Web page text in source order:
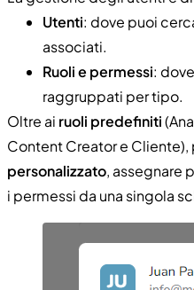
Utenti: dove puoi
associati.
Ruoli e permessi:
raggruppati per tipo.
Oltre ai ruoli predefiniti
Content Creator e
personalizzato, assegnare
i permessi da una singola